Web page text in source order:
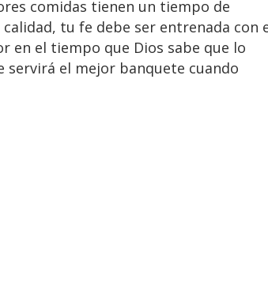
comidas tienen un tiempo de
tu fe debe ser entrenada con
en el tiempo que Dios sabe que lo
servirá el mejor banquete cuando